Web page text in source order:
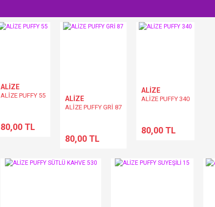
ALİZE
ALİZE PUFFY 55
80,00 TL
ALİZE
ALİZE PUFFY GRİ 87
80,00 TL
ALİZE
ALİZE PUFFY 340
80,00 TL